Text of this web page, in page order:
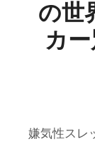
の世
カ
嫌気性スレ